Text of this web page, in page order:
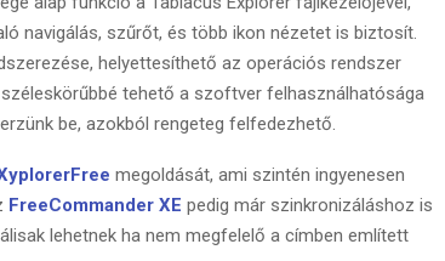
navigálás, szűrőt, és több ikon nézetet is biztosít.
helyettesíthető az operációs rendszer
tehető a szoftver felhasználhatósága
be, azokból rengeteg felfedezhető.
megoldását, ami szintén ingyenesen
FreeCommander XE pedig már szinkronizáláshoz is
lehetnek ha nem megfelelő a címben említett